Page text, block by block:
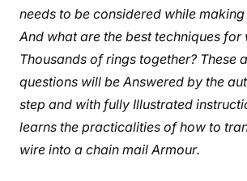
needs to be considered while
And what are the best techniques for
Thousands of rings together? These
questions will be Answered by the
step and with fully Illustrated
learns the practicalities of how to
wire into a chain mail Armour.